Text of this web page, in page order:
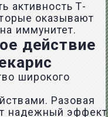
активность Т-
оказывают
иммунитет.
действие
широкого
Разовая
надежный эффект